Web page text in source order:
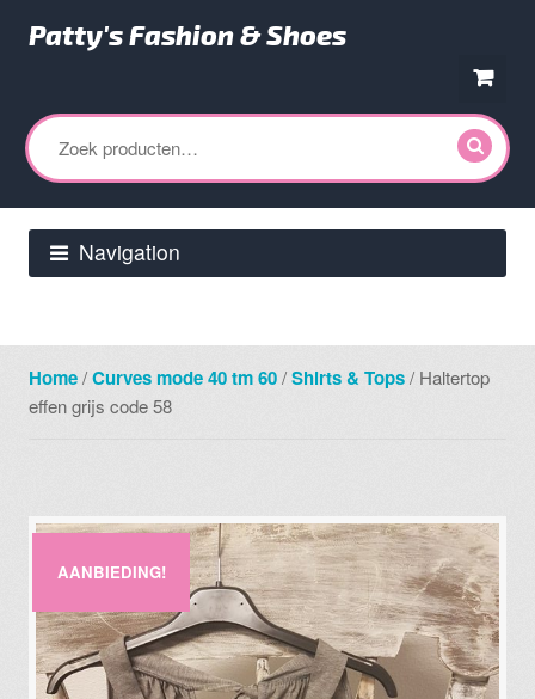
naar
navigatie
naar
de
inhoud
Patty's Fashion & Shoes
Zoeken
naar:
Navigation
Home/Curves mode 40 tm 60/Shirts & Tops/ Haltertop
effen grijs code 58
AANBIEDING!